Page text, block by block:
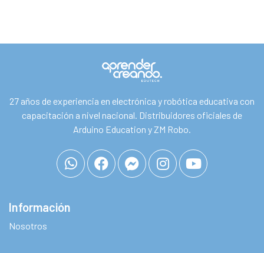
27 años de experiencia en electrónica y robótica educativa con
capacitación a nivel nacional. Distribuidores oficiales de
Arduino Education y ZM Robo.
Información
Nosotros